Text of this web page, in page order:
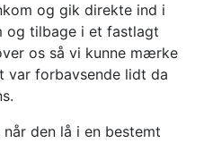
og gik direkte ind i
og tilbage i et fastlagt
os så vi kunne mærke
var forbavsende lidt da
den lå i en bestemt